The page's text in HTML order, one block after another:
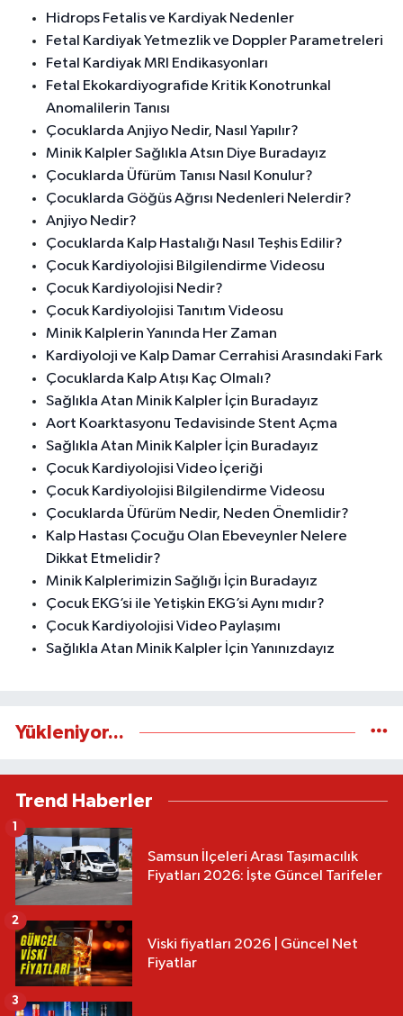
Hidrops Fetalis ve Kardiyak Nedenler
Fetal Kardiyak Yetmezlik ve Doppler Parametreleri
Fetal Kardiyak MRI Endikasyonları
Fetal Ekokardiyografide Kritik Konotrunkal
Anomalilerin Tanısı
Çocuklarda Anjiyo Nedir, Nasıl Yapılır?
Minik Kalpler Sağlıkla Atsın Diye Buradayız
Çocuklarda Üfürüm Tanısı Nasıl Konulur?
Çocuklarda Göğüs Ağrısı Nedenleri Nelerdir?
Anjiyo Nedir?
Çocuklarda Kalp Hastalığı Nasıl Teşhis Edilir?
Çocuk Kardiyolojisi Bilgilendirme Videosu
Çocuk Kardiyolojisi Nedir?
Çocuk Kardiyolojisi Tanıtım Videosu
Minik Kalplerin Yanında Her Zaman
Kardiyoloji ve Kalp Damar Cerrahisi Arasındaki Fark
Çocuklarda Kalp Atışı Kaç Olmalı?
Sağlıkla Atan Minik Kalpler İçin Buradayız
Aort Koarktasyonu Tedavisinde Stent Açma
Sağlıkla Atan Minik Kalpler İçin Buradayız
Çocuk Kardiyolojisi Video İçeriği
Çocuk Kardiyolojisi Bilgilendirme Videosu
Çocuklarda Üfürüm Nedir, Neden Önemlidir?
Kalp Hastası Çocuğu Olan Ebeveynler Nelere
Dikkat Etmelidir?
Minik Kalplerimizin Sağlığı İçin Buradayız
Çocuk EKG’si ile Yetişkin EKG’si Aynı mıdır?
Çocuk Kardiyolojisi Video Paylaşımı
Sağlıkla Atan Minik Kalpler İçin Yanınızdayız
Yükleniyor...
Trend Haberler
Samsun İlçeleri Arası Taşımacılık
Fiyatları 2026: İşte Güncel Tarifeler
1
Viski fiyatları 2026 | Güncel Net
Fiyatlar
2
3